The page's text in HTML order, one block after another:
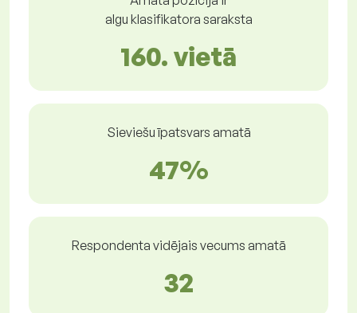
algu klasifikatora saraksta
160. vietā
Sieviešu īpatsvars amatā
47%
Respondenta vidējais vecums amatā
32